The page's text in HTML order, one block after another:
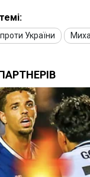
проти України